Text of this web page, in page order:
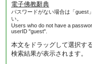
電子佛教辭典
パスワードがない場合は「guest
い。
Users who do not have a
userID "guest".
本文をドラッグして選択す
検索結果が表示されます。